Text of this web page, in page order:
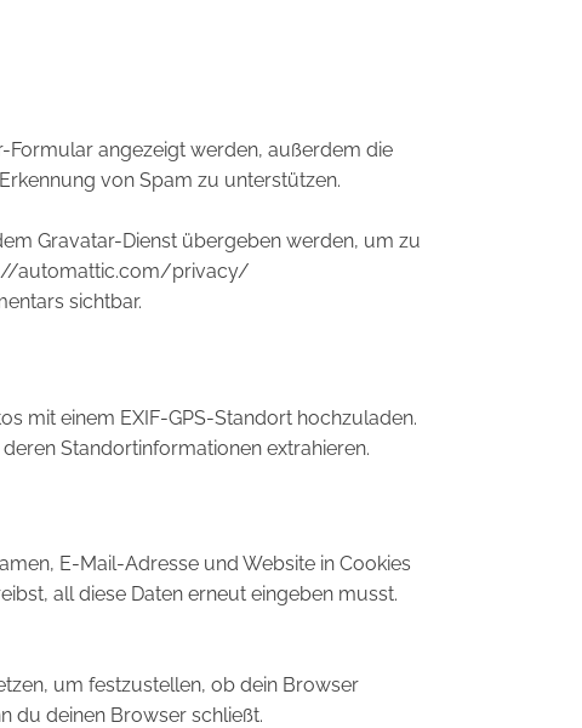
Formular angezeigt werden, außerdem die
von Spam zu unterstützen.
Gravatar-Dienst übergeben werden, um zu
automattic.com/privacy/
sichtbar.
mit einem EXIF-GPS-Standort hochzuladen.
Standortinformationen extrahieren.
E-Mail-Adresse und Website in Cookies
all diese Daten erneut eingeben musst.
um festzustellen, ob dein Browser
du deinen Browser schließt.